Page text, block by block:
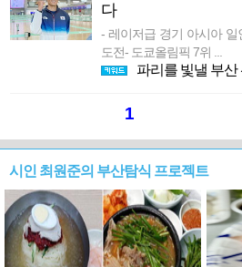
다
- 레이저급 경기 아시아
도전- 도쿄올림픽 7위 ...
파리를 빛낼 부산
1
시인 최원준의 부산탐식 프로젝트